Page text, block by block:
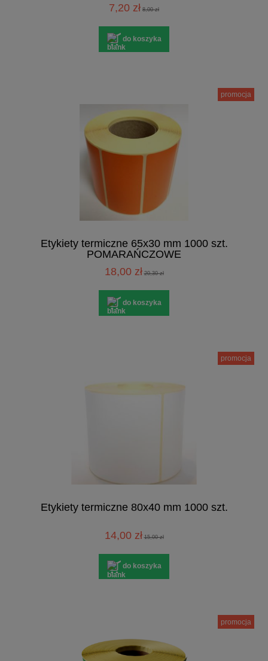
7,20 zł 8,00 zł
do koszyka
Etykiety termiczne 65x30 mm 1000 szt.
POMARAŃCZOWE
18,00 zł 20,30 zł
do koszyka
promocja
Etykiety termiczne 80x40 mm 1000 szt.
14,00 zł 15,00 zł
do koszyka
promocja
promocja